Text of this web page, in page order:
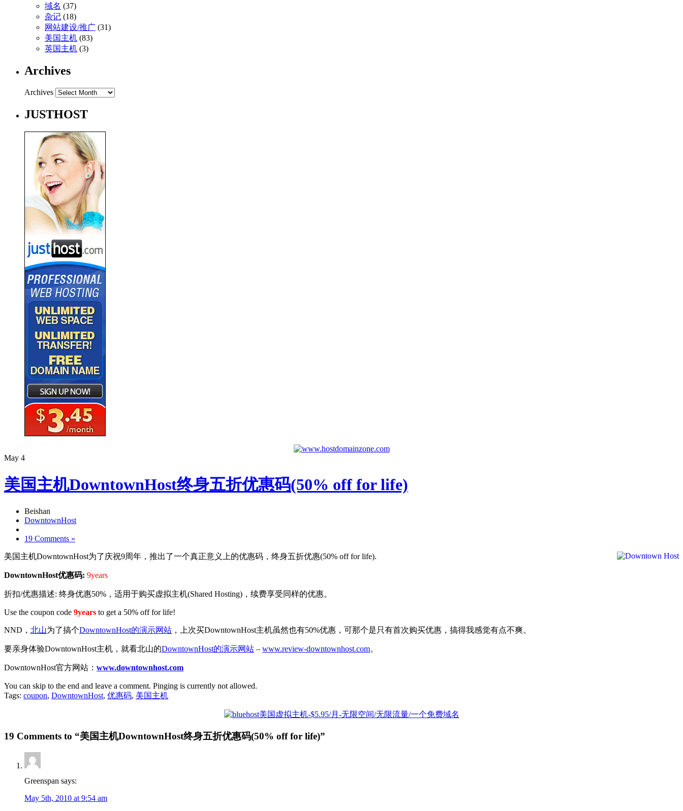
域名 (37)
杂记 (18)
网站建设/推广 (31)
美国主机 (83)
英国主机 (3)
Archives
Archives
JUSTHOST
May 4
美国主机DowntownHost终身五折优惠码(50% off for life)
Beishan
DowntownHost
19 Comments »
美国主机DowntownHost为了庆祝9周年，推出了一个真正意义上的优惠码，终身五折优惠(50% off for life).
DowntownHost优惠码: 9years
折扣/优惠描述: 终身优惠50%，适用于购买虚拟主机(Shared Hosting)，续费享受同样的优惠。
Use the coupon code 9years to get a 50% off for life!
NND， 北山为了搞个DowntownHost的演示网站 ，上次买DowntownHost主机虽然也有50%优惠，可那个是只有首次购买优惠，搞得我感觉有点不爽。
要亲身体验DowntownHost主机，就看北山的DowntownHost的演示网站 – www.review-downtownhost.com。
DowntownHost官方网站： www.downtownhost.com
You can skip to the end and leave a comment. Pinging is currently not allowed.
Tags: coupon, DowntownHost, 优惠码, 美国主机
19 Comments to “美国主机DowntownHost终身五折优惠码(50% off for life)”
Greenspan says:
May 5th, 2010 at 9:54 am